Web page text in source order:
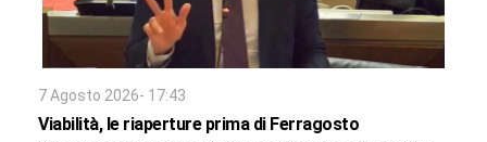
7 Agosto 2026- 17:43
Viabilità, le riaperture prima di Ferragosto